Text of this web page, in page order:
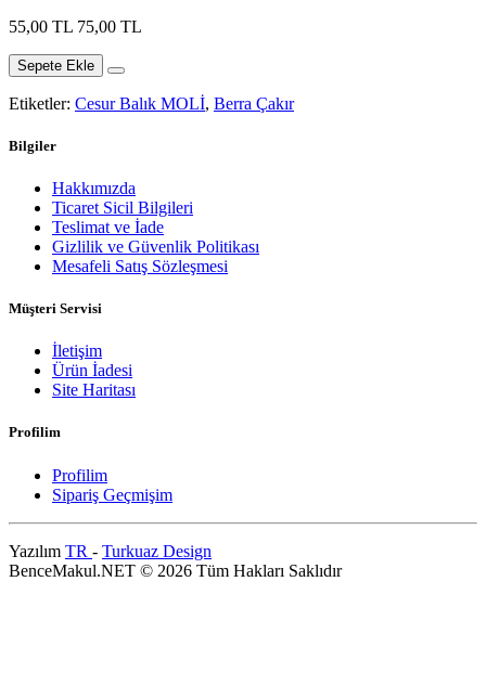
55,00 TL 75,00 TL
Sepete Ekle
Etiketler: Cesur Balık MOLİ, Berra Çakır
Bilgiler
Hakkımızda
Ticaret Sicil Bilgileri
Teslimat ve İade
Gizlilik ve Güvenlik Politikası
Mesafeli Satış Sözleşmesi
Müşteri Servisi
İletişim
Ürün İadesi
Site Haritası
Profilim
Profilim
Sipariş Geçmişim
Yazılım TR - Turkuaz Design
BenceMakul.NET © 2026 Tüm Hakları Saklıdır